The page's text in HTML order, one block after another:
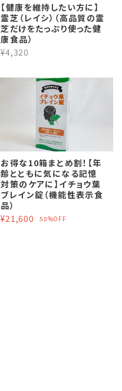
【健康を維持したい方に】
霊芝（レイシ）（高品質の霊
芝だけをたっぷり使った健
康食品）
¥4,320
お得な10箱まとめ割！【年
齢とともに気になる記憶
対策のケアに】イチョウ葉
ブレイン錠（機能性表示食
品）
¥21,600
50%OFF